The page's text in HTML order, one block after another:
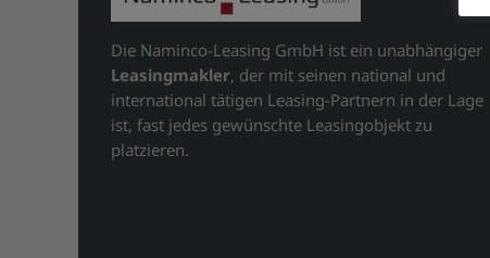
Die Naminco-Leasing GmbH ist ein unabhängiger
Leasingmakler, der mit seinen national und
international tätigen Leasing-Partnern in der Lage
ist, fast jedes gewünschte Leasingobjekt zu
platzieren.